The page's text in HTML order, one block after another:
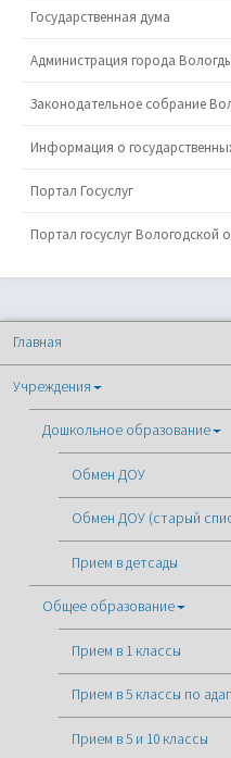
Государственная дума
Администрация города
Законодательное собрание
Информация о
Портал Госуслуг
Портал госуслуг Вологодской
Главная
Учреждения
Дошкольное образование
Обмен ДОУ
Обмен ДОУ (старый
Прием в детсады
Общее образование
Прием в 1 классы
Прием в 5 классы по
Прием в 5 и 10 классы